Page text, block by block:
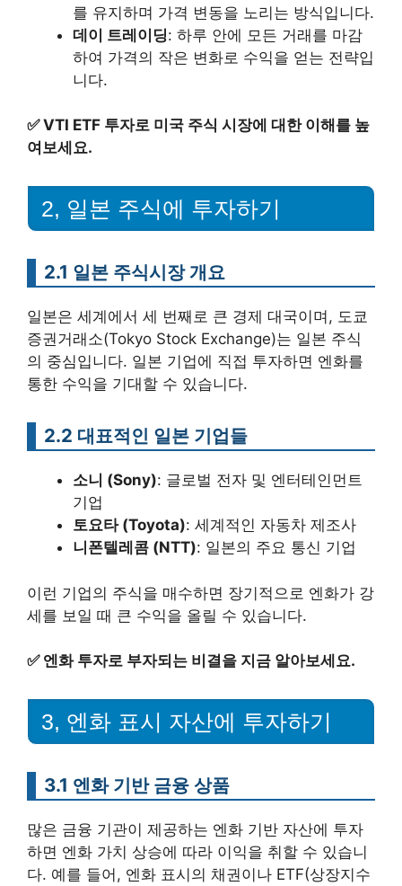
를 유지하며 가격 변동을 노리는 방식입니다.
데이 트레이딩: 하루 안에 모든 거래를 마감
하여 가격의 작은 변화로 수익을 얻는 전략입
니다.
✅VTI ETF 투자로 미국 주식 시장에 대한 이해를 높
여보세요.
2, 일본 주식에 투자하기
2.1 일본 주식시장 개요
일본은 세계에서 세 번째로 큰 경제 대국이며, 도쿄
증권거래소(Tokyo Stock Exchange)는 일본 주식
의 중심입니다. 일본 기업에 직접 투자하면 엔화를
통한 수익을 기대할 수 있습니다.
2.2 대표적인 일본 기업들
소니 (Sony): 글로벌 전자 및 엔터테인먼트
기업
토요타 (Toyota): 세계적인 자동차 제조사
니폰텔레콤 (NTT): 일본의 주요 통신 기업
이런 기업의 주식을 매수하면 장기적으로 엔화가 강
세를 보일 때 큰 수익을 올릴 수 있습니다.
✅ 엔화 투자로 부자되는 비결을 지금 알아보세요.
3, 엔화 표시 자산에 투자하기
3.1 엔화 기반 금융 상품
많은 금융 기관이 제공하는 엔화 기반 자산에 투자
하면 엔화 가치 상승에 따라 이익을 취할 수 있습니
다. 예를 들어, 엔화 표시의 채권이나 ETF(상장지수